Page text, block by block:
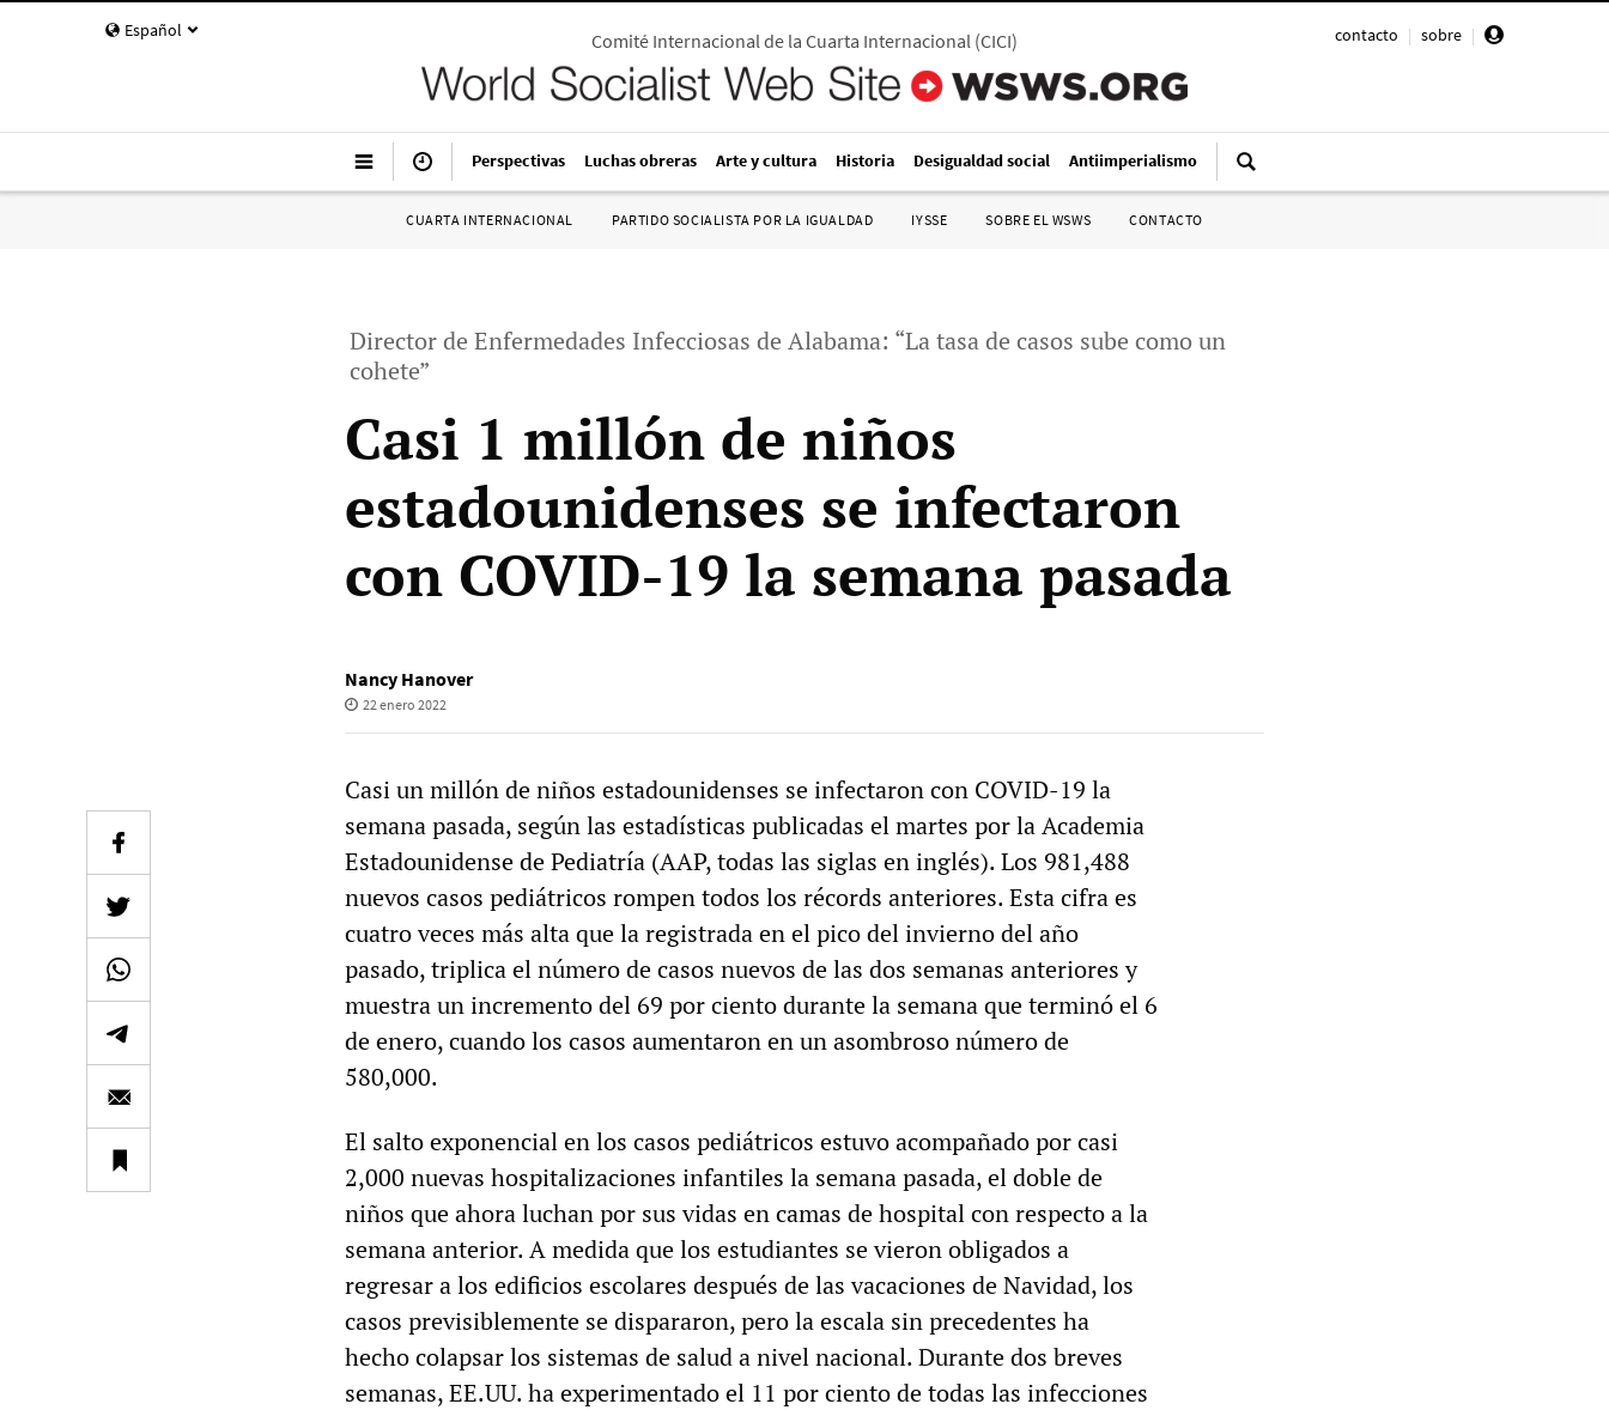
Español contacto | sobre |
Comité Internacional de la Cuarta Internacional (CICI)
Perspectivas Luchas obreras Arte y cultura Historia Desigualdad social Antiimperialismo
CUARTA INTERNACIONAL PARTIDO SOCIALISTA POR LA IGUALDAD IYSSE SOBRE EL WSWS CONTACTO
Director de Enfermedades Infecciosas de Alabama: “La tasa de casos sube como un
cohete”
Casi 1 millón de niños
estadounidenses se infectaron
con COVID-19 la semana pasada
Nancy Hanover
22 enero 2022
Casi un millón de niños estadounidenses se infectaron con COVID-19 la
semana pasada, según las estadísticas publicadas el martes por la Academia
Estadounidense de Pediatría (AAP, todas las siglas en inglés). Los 981,488
nuevos casos pediátricos rompen todos los récords anteriores. Esta cifra es
cuatro veces más alta que la registrada en el pico del invierno del año
pasado, triplica el número de casos nuevos de las dos semanas anteriores y
muestra un incremento del 69 por ciento durante la semana que terminó el 6
de enero, cuando los casos aumentaron en un asombroso número de
580,000.
El salto exponencial en los casos pediátricos estuvo acompañado por casi
2,000 nuevas hospitalizaciones infantiles la semana pasada, el doble de
niños que ahora luchan por sus vidas en camas de hospital con respecto a la
semana anterior. A medida que los estudiantes se vieron obligados a
regresar a los edificios escolares después de las vacaciones de Navidad, los
casos previsiblemente se dispararon, pero la escala sin precedentes ha
hecho colapsar los sistemas de salud a nivel nacional. Durante dos breves
semanas, EE.UU. ha experimentado el 11 por ciento de todas las infecciones